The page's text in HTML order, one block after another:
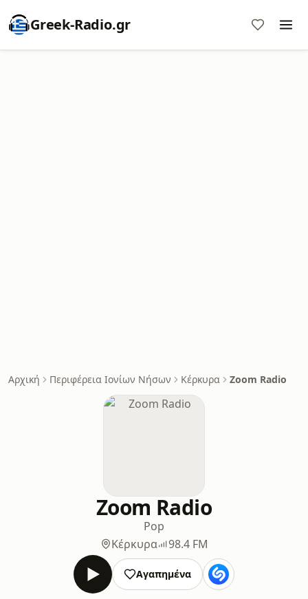
Greek-Radio.gr
Αρχική Περιφέρεια Ιονίων Νήσων Κέρκυρα Zoom Radio
Zoom Radio
Pop
Κέρκυρα
98.4 FM
Αγαπημένα